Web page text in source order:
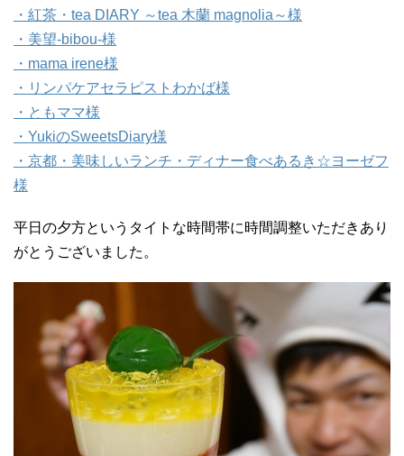
・紅茶・tea DIARY ～tea 木蘭 magnolia～様
・美望-bibou-様
・mama irene様
・リンパケアセラピストわかば様
・ともママ様
・YukiのSweetsDiary様
・京都・美味しいランチ・ディナー食べあるき☆ヨーゼフ
様
平日の夕方というタイトな時間帯に時間調整いただきあり
がとうございました。